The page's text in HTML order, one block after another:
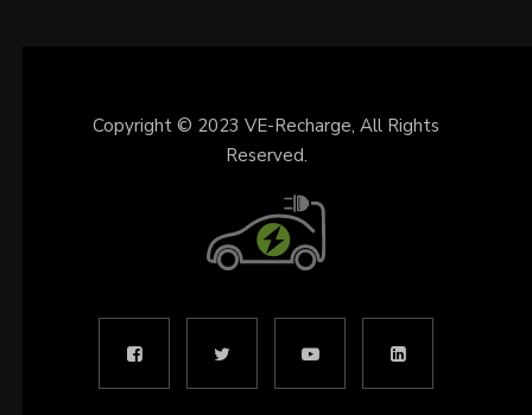
Copyright © 2023 VE-Recharge, All Rights
Reserved.